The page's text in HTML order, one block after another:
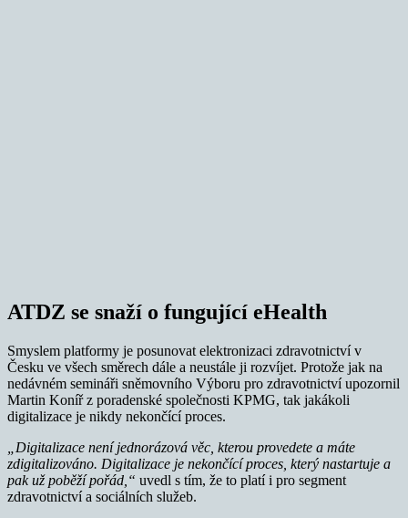
ATDZ se snaží o fungující eHealth
Smyslem platformy je posunovat elektronizaci zdravotnictví v
Česku ve všech směrech dále a neustále ji rozvíjet. Protože jak na
nedávném semináři sněmovního Výboru pro zdravotnictví upozornil
Martin Koníř z poradenské společnosti KPMG, tak jakákoli
digitalizace je nikdy nekončící proces.
„Digitalizace není jednorázová věc, kterou provedete a máte
zdigitalizováno. Digitalizace je nekončící proces, který nastartuje a
pak už poběží pořád,“ uvedl s tím, že to platí i pro segment
zdravotnictví a sociálních služeb.